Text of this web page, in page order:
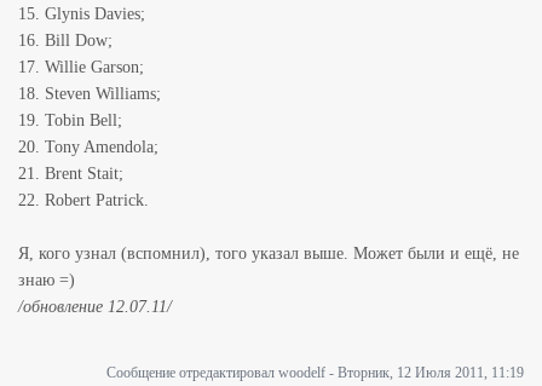
15. Glynis Davies;
16. Bill Dow;
17. Willie Garson;
18. Steven Williams;
19. Tobin Bell;
20. Tony Amendola;
21. Brent Stait;
22. Robert Patrick.
Я, кого узнал (вспомнил), того указал выше. Может были и ещё, не
знаю =)
/обновление 12.07.11/
Сообщение отредактировал woodelf - Вторник, 12 Июля 2011, 11:19